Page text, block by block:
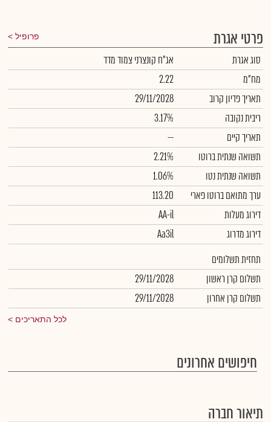
פרטי אגרת פרופיל
סוג אגרת
אג"ח קונצרני צמוד מדד
מח"מ
2.22
תאריך פדיון קרוב
29/11/2028
ריבית נקובה
3.17%
תאריך קיים
--
תשואה שנתית ברוטו
2.21%
תשואה שנתית נטו
1.06%
ערך מתואם ברוטו פארי
113.20
דירוג מעלות
AA-il
דירוג מדרוג
Aa3il
תחזית תשלומים
תשלום קרן ראשון
29/11/2028
תשלום קרן אחרון
29/11/2028
לכל התאריכים
חיפושים אחרונים
תיאור חברה